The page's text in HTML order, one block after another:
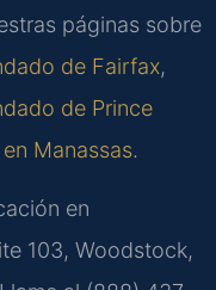
páginas sobre
de Fairfax,
de Prince
Manassas.
en
103, Woodstock,